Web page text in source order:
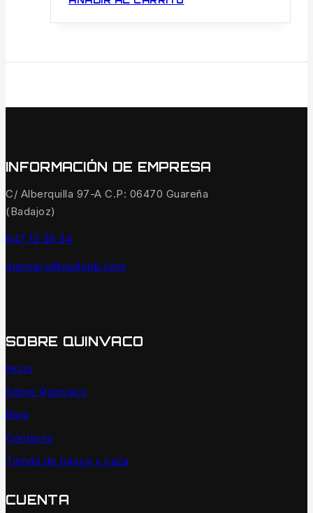
INFORMACIÓN DE EMPRESA
C/ Alberquilla 97-A C.P: 06470 Guareña
(Badajoz)
647 15 56 54
quinvaco@outlook.com
SOBRE QUINVACO
Inicio
Sobre Quinvaco
Blog
Contacto
Tienda de pesca y caza
CUENTA